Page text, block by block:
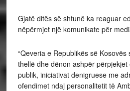
Gjatë ditës së shtunë ka reaguar
nëpërmjet një komunikate për
“Qeveria e Republikës së
thellë dhe dënon ashpër përpjekjet
publik, iniciativat denigruese me
ofendimet ndaj personalitetit të